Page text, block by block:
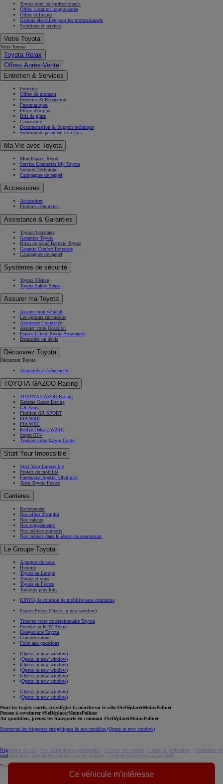
Ce véhicule m'intéresse
Toyota pour les professionnels
Offres Location longue durée
Offres utilitaires
Gamme électrifiée pour les professionnels
Solutions et services
Votre Toyota
Votre Toyota
Toyota Relax
Offres Après-Vente
Entretien & Services
Entretien
Offres du moment
Entretien & Réparation
Pneumatiques
Pièces d'origine
Bris de glace
Carrosserie
Documentation & Support technique
Solution de paiement en x fois
Ma Vie avec Toyota
Mon Espace Toyota
Service Connectés My Toyota
Support Technique
Campagnes de rappel
Accessoires
Accessoires
Produits d'entretien
Assistance & Garanties
Toyota Assistance
Garanties Toyota
Bilan de Santé Batterie Toyota
Garantie Confort Extracare
Campagnes de rappel
Systèmes de sécurité
Toyota T-Mate
Toyota Safety Sense
Assurer ma Toyota
Assurer mon véhicule
Les options sur-mesure
Assurance Connectée
Assurer votre Occasion
Espace Client Toyota Assurances
Demander un devis
Découvrez Toyota
Découvrez Toyota
Actualités et évènements
TOYOTA GAZOO Racing
TOYOTA GAZOO Racing
Gamme Gazoo Racing
GR Yaris
Finition GR SPORT
FIA WRC
FIA WEC
Rallye Dakar / W2RC
Supra GT4
Trouvez votre Gazoo Center
Start Your Impossible
Start Your Impossible
Projets de mobilité
Partenariat Special Olympics
Team Toyota France
Carrières
Recrutement
Nos offres d'emploi
Nos valeurs
Nos engagements
Nos métiers supports
Nos métiers dans le réseau de concession
Le Groupe Toyota
A propos de nous
Histoire
Toyota en Europe
Toyota et vous
Toyota en France
Toujours plus loin
KINTO, la solution de mobilité sans contrainte
Espace Presse (Opens in new window)
Trouvez votre concessionnaire Toyota
Prendre un RDV Atelier
Essayez une Toyota
Contactez-nous
Foire aux questions
(Opens in new window)
(Opens in new window)
(Opens in new window)
(Opens in new window)
(Opens in new window)
(Opens in new window)
(Opens in new window)
(Opens in new window)
Pour les trajets courts, privilégiez la marche ou le vélo #SeDéplacerMoinsPolluer
Pensez à covoiturer #SeDéplacerMoinsPolluer
Au quotidien, prenez les transports en commun #SeDéplacerMoinsPolluer
Retrouvez les étiquettes énergétiques de nos modèles (Opens in new window)
Réglement du site Vos informations personnelles Gestion des cookies Centre de préférences
Déclaration de
confidentialité
Règlement européen sur les données Code de conduitedownload (pdf(
Toyota. Tous droits réservés. © 2026